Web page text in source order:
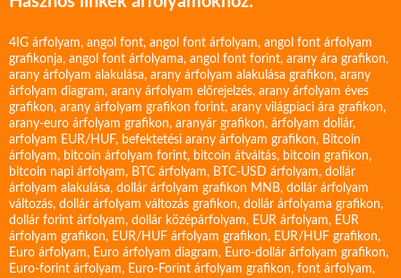
4IG árfolyam, angol font, angol font árfolyam, angol font árfolyam
grafikonja, angol font árfolyama, angol font forint, arany ára grafikon,
arany árfolyam alakulása, arany árfolyam alakulása grafikon, arany
árfolyam diagram, arany árfolyam előrejelzés, arany árfolyam éves
grafikon, arany árfolyam grafikon forint, arany világpiaci ára grafikon,
arany-euro árfolyam grafikon, aranyár grafikon, árfolyam dollár,
arfolyam EUR/HUF, befektetési arany árfolyam grafikon, Bitcoin
árfolyam, bitcoin árfolyam forint, bitcoin átváltás, bitcoin grafikon,
bitcoin napi árfolyam, BTC árfolyam, BTC-USD árfolyam, dollár
árfolyam alakulása, dollár árfolyam grafikon MNB, dollár árfolyam
változás, dollár árfolyam változás grafikon, dollár árfolyama grafikon,
dollár forint árfolyam, dollár középárfolyam, EUR árfolyam, EUR
árfolyam grafikon, EUR/HUF árfolyam grafikon, EUR/HUF grafikon,
Euro árfolyam, Euro árfolyam diagram, Euro-dollár árfolyam grafikon,
Euro-forint árfolyam, Euro-Forint árfolyam grafikon, font árfolyam,